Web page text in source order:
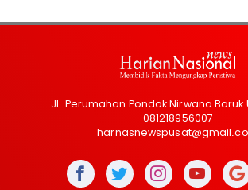
Jl. Perumahan Pondok Nirwana Baruk
081218956007